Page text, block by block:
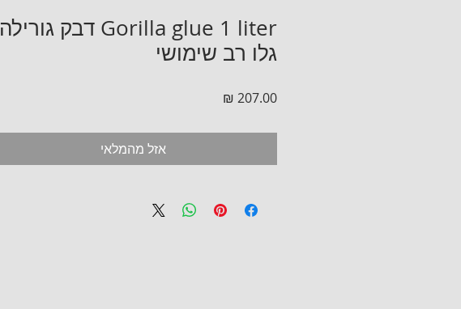
Gorilla glue 1 liter דבק גורילה
גלו רב שימושי
אזל מהמלאי